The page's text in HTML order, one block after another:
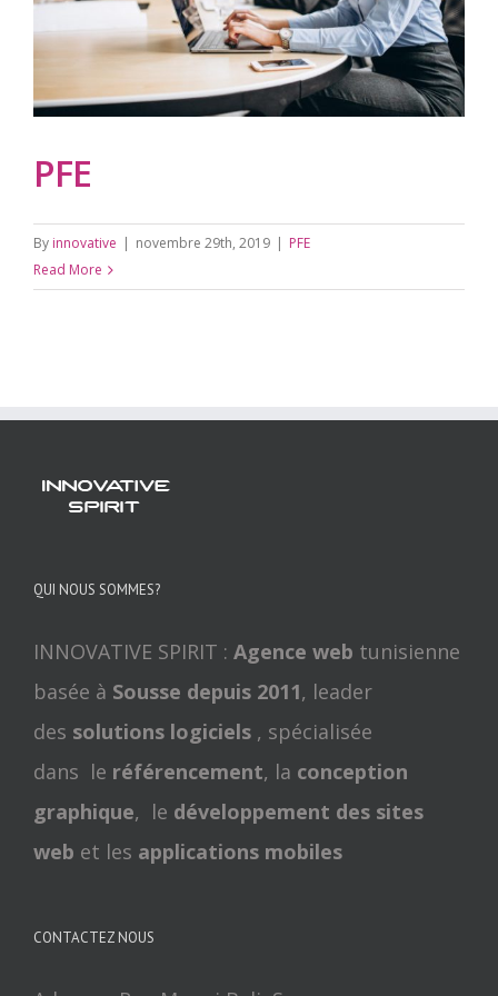
PFE
By innovative | novembre 29th, 2019 | PFE
Read More
QUI NOUS SOMMES?
INNOVATIVE SPIRIT : Agence web tunisienne
basée à Sousse depuis 2011, leader
des solutions logiciels , spécialisée
dans le référencement, la conception
graphique, le développement des sites
web et les applications mobiles
CONTACTEZ NOUS